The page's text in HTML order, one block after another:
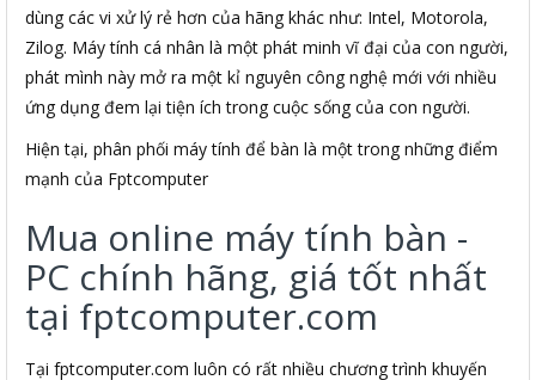
dùng các vi xử lý rẻ hơn của hãng khác như: Intel, Motorola,
Zilog. Máy tính cá nhân là một phát minh vĩ đại của con người,
phát mình này mở ra một kỉ nguyên công nghệ mới với nhiều
ứng dụng đem lại tiện ích trong cuộc sống của con người.
Hiện tại, phân phối máy tính để bàn là một trong những điểm
mạnh của Fptcomputer
Mua online máy tính bàn -
PC chính hãng, giá tốt nhất
tại fptcomputer.com
Tại fptcomputer.com luôn có rất nhiều chương trình khuyến